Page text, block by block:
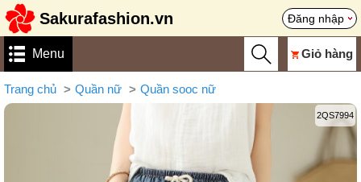
Sakurafashion.vn Đăng nhập
Menu Giỏ hàng
Trang chủ Quần nữ Quần sooc nữ
2QS7994